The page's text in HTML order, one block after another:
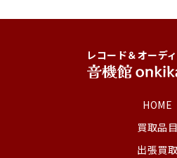
レコード＆オーデ
HOME
買取品目
出張買取